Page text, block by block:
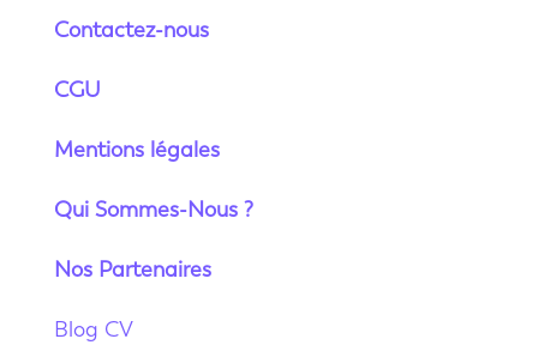
Contactez-nous
CGU
Mentions légales
Qui Sommes-Nous ?
Nos Partenaires
Blog CV